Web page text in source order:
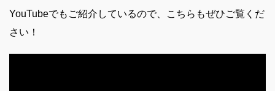
YouTubeでもご紹介しているので、こちらもぜひご覧くだ
さい！